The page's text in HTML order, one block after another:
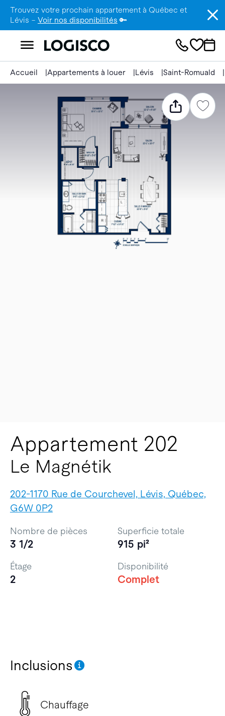
Trouvez votre prochain appartement à Québec et
Lévis – Voir nos disponibilités 🔑
Accueil Appartements à louer Lévis Saint-Romuald
Appartement 202
Le Magnétik
202-1170 Rue de Courchevel, Lévis, Québec,
G6W 0P2
Inclusions
Chauffage
Nombre de pièces
3 1/2
Superficie totale
915 pi²
Étage
2
Disponibilité
Complet